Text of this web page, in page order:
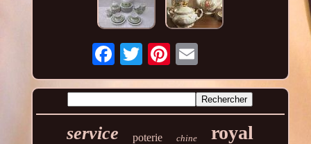
service poterie chine royal